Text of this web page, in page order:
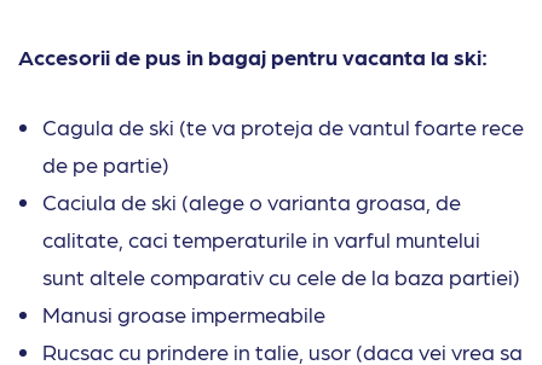
Accesorii de pus in bagaj pentru vacanta la ski:
Cagula de ski (te va proteja de vantul foarte rece
de pe partie)
Caciula de ski (alege o varianta groasa, de
calitate, caci temperaturile in varful muntelui
sunt altele comparativ cu cele de la baza partiei)
Manusi groase impermeabile
Rucsac cu prindere in talie, usor (daca vei vrea sa